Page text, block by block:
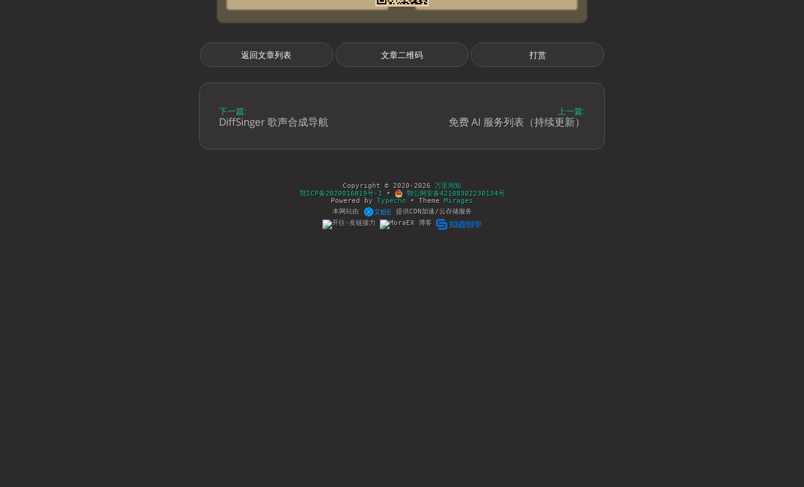
返回文章列表 文章二维码 打赏
下一篇:
DiffSinger 歌声合成导航
上一篇:
免费 AI 服务列表（持续更新）
Copyright © 2020-2026 万里淘知
鄂ICP备2020016819号-1 •
鄂公网安备42108302230134号
Powered by Typecho • Theme Mirages
本网站由
提供CDN加速/云存储服务